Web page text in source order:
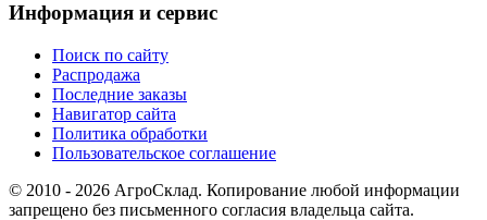
Информация и сервис
Поиск по сайту
Распродажа
Последние заказы
Навигатор сайта
Политика обработки
Пользовательское соглашение
© 2010 - 2026 АгроСклад. Копирование любой информации
запрещено без письменного согласия владельца сайта.